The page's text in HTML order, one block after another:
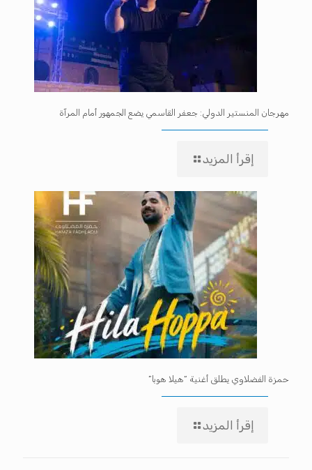
مهرجان المنستير الدولي: جعفر القاسمي يضع الجمهور أمام المرآة
إقرأ المزيد
حمزة الفضلاوي يطلق أغنية “هيلا هوبا”
إقرأ المزيد